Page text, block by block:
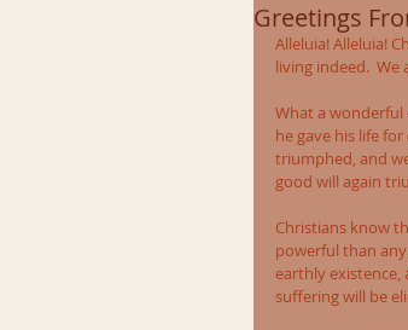
Greetings
Alleluia! Alleluia!
living indeed.
What a wonderful
he gave his life
triumphed, and
good will again
Christians know
powerful than
earthly existence,
suffering will be